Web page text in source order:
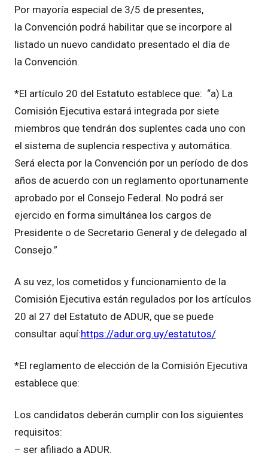
Por mayoría especial de 3/5 de presentes,
la Convención podrá habilitar que se incorpore al
listado un nuevo candidato presentado el día de
la Convención.
*El artículo 20 del Estatuto establece que: “a) La
Comisión Ejecutiva estará integrada por siete
miembros que tendrán dos suplentes cada uno con
el sistema de suplencia respectiva y automática.
Será electa por la Convención por un período de dos
años de acuerdo con un reglamento oportunamente
aprobado por el Consejo Federal. No podrá ser
ejercido en forma simultánea los cargos de
Presidente o de Secretario General y de delegado al
Consejo.”
A su vez, los cometidos y funcionamiento de la
Comisión Ejecutiva están regulados por los artículos
20 al 27 del Estatuto de ADUR, que se puede
consultar aquí:https://adur.org.uy/estatutos/
*El reglamento de elección de la Comisión Ejecutiva
establece que:
Los candidatos deberán cumplir con los siguientes
requisitos:
– ser afiliado a ADUR.